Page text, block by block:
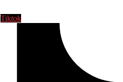
Tiktok